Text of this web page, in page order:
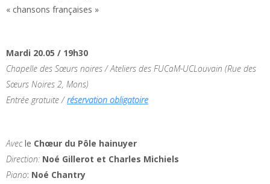
« chansons françaises »
Mardi 20.05 / 19h30
Chapelle des Sœurs noires / Ateliers des FUCaM-UCLouvain (Rue des
Sœurs Noires 2, Mons)
Entrée gratuite /réservation obligatoire
Avecle Chœur du Pôle hainuyer
Direction: Noé Gillerot et Charles Michiels
Piano: Noé Chantry